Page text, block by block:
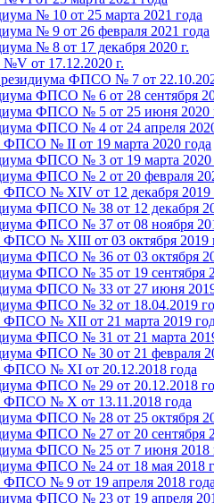
№ 10 от 25 марта 2021 года
№ 9 от 26 февраля 2021 года
№ 8 от 17 декабря 2020 г.
№V от 17.12.2020 г.
ФПСО № 7 от
ФПСО № 6 от 28 сентября
ФПСО № 5 от 25 июня 2020
ФПСО № 4 от 24 апреля
ФПСО № II от 19 марта 2020 года
ФПСО № 3 от 19 марта 2020
ФПСО № 2 от 20 февраля
ФПСО № XIV от 12 декабря 2019
ФПСО № 38 от 12 декабря
ФПСО № 37 от 08 ноября
ФПСО № XIII от 03 октября 2019
ФПСО № 36 от 03 октября
ФПСО № 35 от 19 сентября
ФПСО № 33 от 27 июня
ФПСО № 32 от 18.04.2019
ФПСО № XII от 21 марта 2019
ФПСО № 31 от 21 марта
ФПСО № 30 от 21 февраля
ФПСО № XI от 20.12.2018 года
ФПСО № 29 от 20.12.2018
ФПСО № X от 13.11.2018 года
ФПСО № 28 от 25 октября
ФПСО № 27 от 20 сентября
ФПСО № 25 от 7 июня 2018
ФПСО № 24 от 18 мая 2018
ФПСО № 9 от 19 апреля 2018 года
ФПСО № 23 от 19 апреля